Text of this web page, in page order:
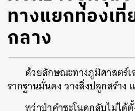
ทางแยกท่องเ
กลาง
ด้วยลักษณะทางภูมิศาสตร์
รากฐานมั่นคง วางสิ่งปลูกสร้า